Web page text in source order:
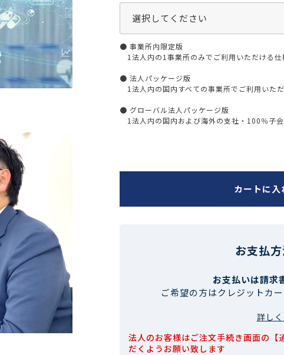
TEL 06-6538-5358（代
● 事業所内限定版
1法人内の1事業所のみでご利用いただける仕
● 法人パッケージ版
1法人内の国内すべての事業所でご利用いただ
● グローバル法人パッケージ版
1法人内の国内および海外の支社・100％子会
カートに入
お支払
お支払いは請求
ご希望の方はクレジットカ
詳し
法人のお客様はご注文手続き画面の【
だくようお願い致します